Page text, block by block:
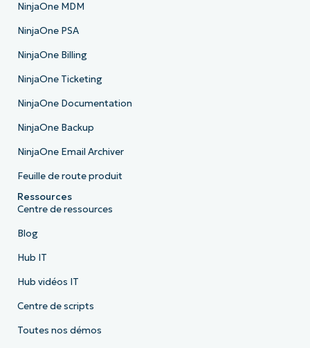
NinjaOne MDM
NinjaOne PSA
NinjaOne Billing
NinjaOne Ticketing
NinjaOne Documentation
NinjaOne Backup
NinjaOne Email Archiver
Feuille de route produit
Ressources
Centre de ressources
Blog
Hub IT
Hub vidéos IT
Centre de scripts
Toutes nos démos